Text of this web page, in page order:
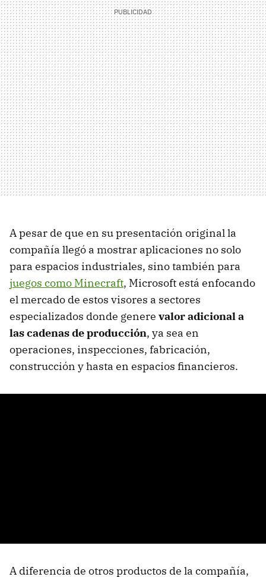
A pesar de que en su presentación original la
compañía llegó a mostrar aplicaciones no solo
para espacios industriales, sino también para
juegos como Minecraft, Microsoft está enfocando
el mercado de estos visores a sectores
especializados donde genere valor adicional a
las cadenas de producción, ya sea en
operaciones, inspecciones, fabricación,
construcción y hasta en espacios financieros.
A diferencia de otros productos de la compañía,